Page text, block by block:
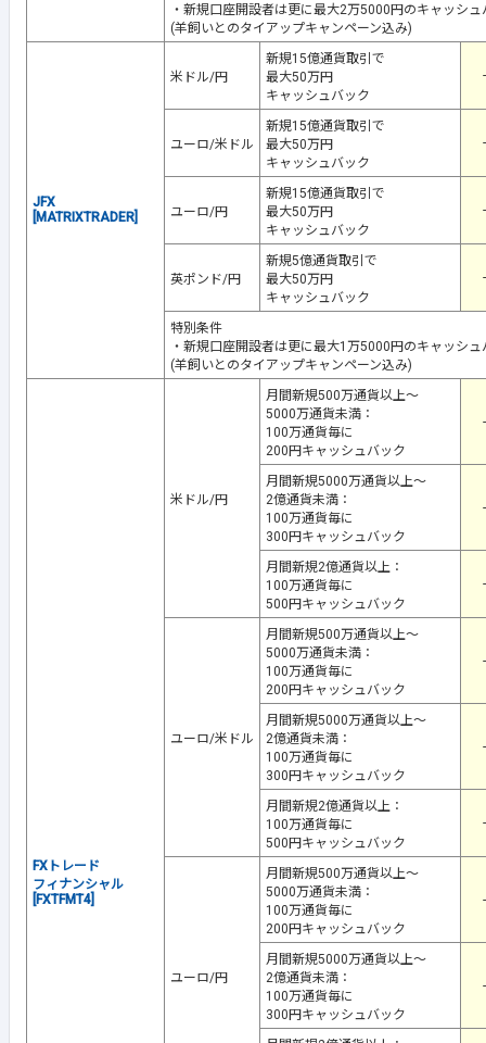
・新規口座開設者は更に最大2万5000円のキャッシュ
(羊飼いとのタイアップキャンペーン込み)
JFX
[MATRIXTRADER]
米ドル/円
新規15億通貨取引で
最大50万円
キャッシュバック
-
ユーロ/米ドル
新規15億通貨取引で
最大50万円
キャッシュバック
-
ユーロ/円
新規15億通貨取引で
最大50万円
キャッシュバック
-
英ポンド/円
新規5億通貨取引で
最大50万円
キャッシュバック
-
特別条件
・新規口座開設者は更に最大1万5000円のキャッシュ
(羊飼いとのタイアップキャンペーン込み)
FXトレード
フィナンシャル
[FXTFMT4]
米ドル/円
月間新規500万通貨以上～
5000万通貨未満：
100万通貨毎に
200円キャッシュバック
-
月間新規5000万通貨以上～
2億通貨未満：
100万通貨毎に
300円キャッシュバック
-
月間新規2億通貨以上：
100万通貨毎に
500円キャッシュバック
-
ユーロ/米ドル
月間新規500万通貨以上～
5000万通貨未満：
100万通貨毎に
200円キャッシュバック
-
月間新規5000万通貨以上～
2億通貨未満：
100万通貨毎に
300円キャッシュバック
-
月間新規2億通貨以上：
100万通貨毎に
500円キャッシュバック
-
ユーロ/円
月間新規500万通貨以上～
5000万通貨未満：
100万通貨毎に
200円キャッシュバック
-
月間新規5000万通貨以上～
2億通貨未満：
100万通貨毎に
300円キャッシュバック
-